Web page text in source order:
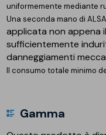
uniformemente mediante
Una seconda mano di
applicata non appena
sufficientemente
danneggiamenti
Il consumo totale minimo
Gamma